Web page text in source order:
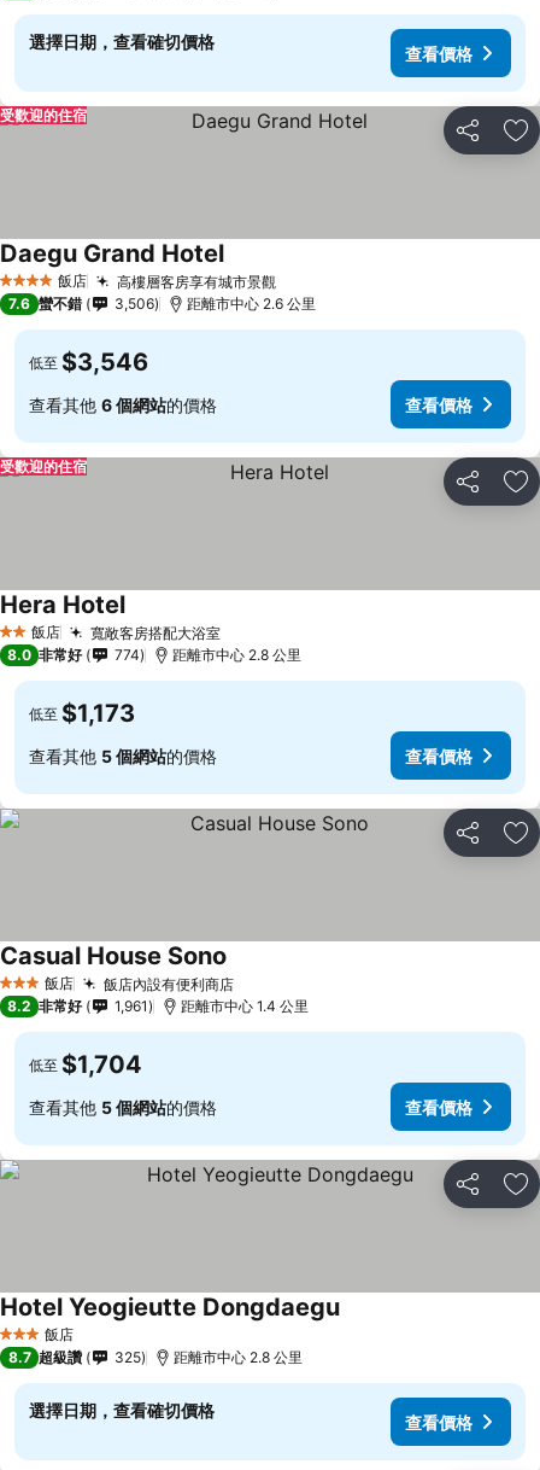
選擇日期，查看確切價格
查看價格
分享 加
受歡迎的住宿
4 星級 飯店 高樓層客房享有城市景觀
Daegu Grand Hotel
7.6 蠻不錯 3,506 距離市中心 2.6 公里
低至 $3,546
查看其他 6 個網站的價格 查看價格
分享 加
受歡迎的住宿
2 星級飯店 寬敞客房搭配大浴室
Hera Hotel
8.0 非常好 774 距離市中心 2.8 公里
低至 $1,173
查看其他 5 個網站的價格 查看價格
分享 加
3 星級 飯店 飯店內設有便利商店
Casual House Sono
8.2 非常好 1,961 距離市中心 1.4 公里
低至 $1,704
查看其他 5 個網站的價格 查看價格
分享 加
3 星級 飯店
Hotel Yeogieutte Dongdaegu
8.7 超級讚 325 距離市中心 2.8 公里
選擇日期，查看確切價格
查看價格